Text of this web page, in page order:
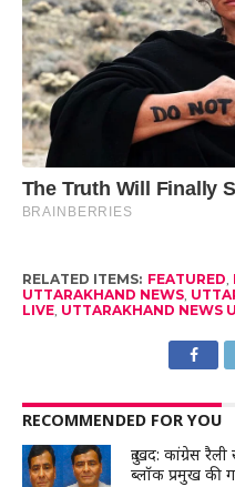
RELATED ITEMS: FEATURED,
UTTARAKHAND NEWS,
LIVE, UTTARAKHAND NEWS
RECOMMENDED FOR YOU
दुःखद: कांग्रेस
ब्लॉक प्रमुख की